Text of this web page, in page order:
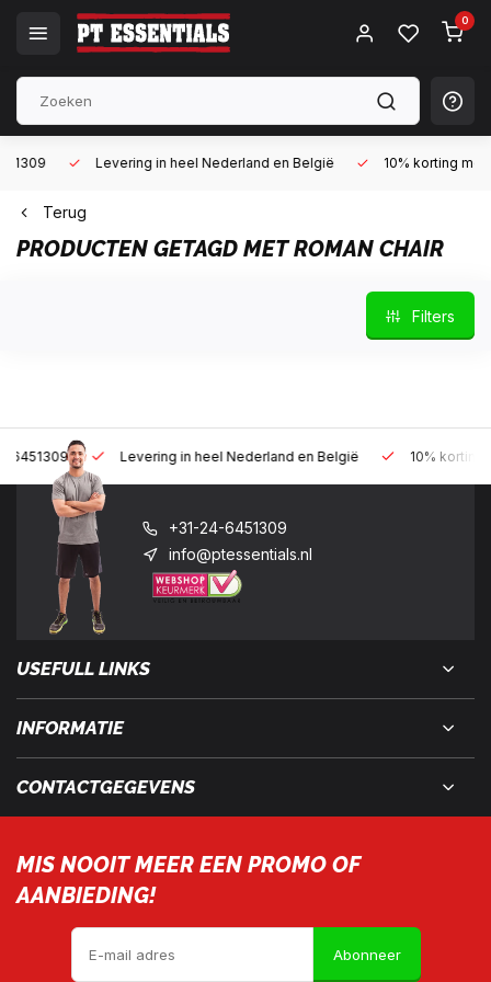
0
Levering in heel Nederland en België 10% korting met een
Terug
PRODUCTEN GETAGD MET ROMAN CHAIR
Filters
Levering in heel Nederland en België 10% korting met een
+31-24-6451309
info@ptessentials.nl
USEFULL LINKS
INFORMATIE
CONTACTGEGEVENS
MIS NOOIT MEER EEN PROMO OF
AANBIEDING!
Abonneer